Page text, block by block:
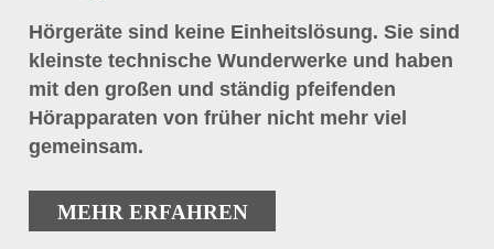
Hörgeräte sind keine Einheitslösung. Sie sind
kleinste technische Wunderwerke und haben
mit den großen und ständig pfeifenden
Hörapparaten von früher nicht mehr viel
gemeinsam.
MEHR ERFAHREN